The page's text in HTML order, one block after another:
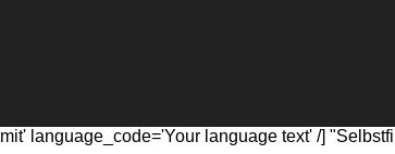
language_code='Your language text' /]